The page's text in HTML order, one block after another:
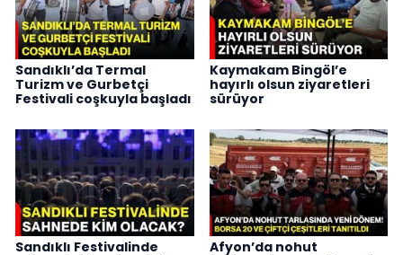
Sandıklı’da Termal
Turizm ve Gurbetçi
Festivali coşkuyla başladı
Kaymakam Bingöl’e
hayırlı olsun ziyaretleri
sürüyor
Sandıklı Festivalinde
Afyon’da nohut